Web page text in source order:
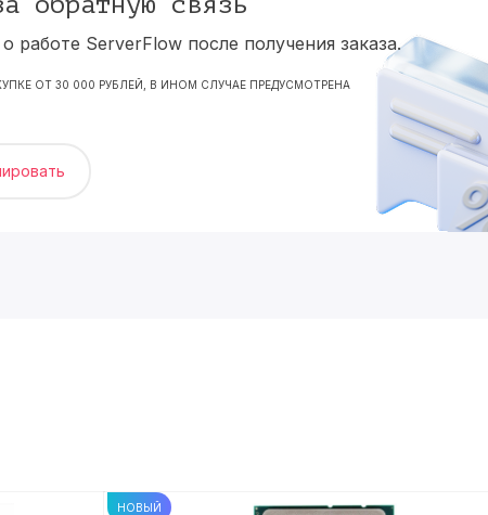
работе ServerFlow после получения заказа.
ОТ 30 000 РУБЛЕЙ, В ИНОМ СЛУЧАЕ ПРЕДУСМОТРЕНА
НОВЫЙ